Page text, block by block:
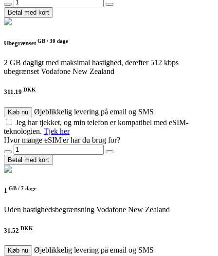
Betal med kort
UbegrænsetGB / 30 dage
2 GB dagligt med maksimal hastighed, derefter 512 kbps
ubegrænset Vodafone New Zealand
311.19 DKK
Køb nu
Øjeblikkelig levering på email og SMS
Jeg har tjekket, og min telefon er kompatibel med eSIM-
teknologien. Tjek her
Hvor mange eSIM'er har du brug for?
Betal med kort
1 GB / 7 dage
Uden hastighedsbegrænsning Vodafone New Zealand
31.52 DKK
Køb nu
Øjeblikkelig levering på email og SMS